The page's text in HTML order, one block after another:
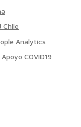
Chile
Analytics
COVID19